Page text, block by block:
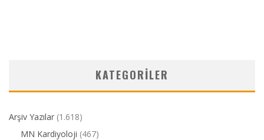
KATEGORILER
Arşiv Yazılar (1.618)
MN Kardiyoloji (467)